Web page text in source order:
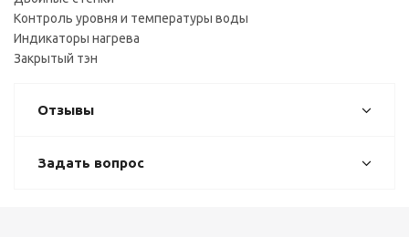
Контроль уровня и температуры воды
Индикаторы нагрева
Закрытый тэн
Отзывы
Задать вопрос